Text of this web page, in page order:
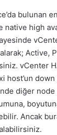
bulunan
native high
Active,
vCenter
host’un
diğer node
Ancak